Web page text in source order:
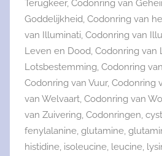
Terugkeer, Codonring van
Goddelijkheid, Codonring van
van Illuminati, Codonring van
Leven en Dood, Codonring van
Lotsbestemming, Codonring
Codonring van Vuur, Codonring
van Welvaart, Codonring van
van Zuivering, Codonringen,
fenylalanine, glutamine,
histidine, isoleucine, leucine,